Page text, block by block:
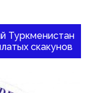
Туркменистан
скакунов